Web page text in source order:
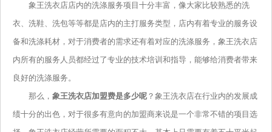
象王洗衣店店内的洗涤服务项目十分丰富，像大家比较熟悉的洗
衣、洗鞋、洗包等等都是店内的主打服务类型，店内有着专业的服务设
备和洗涤耗材，对于消费者的需求还有着对应的洗涤服务，象王洗衣店
内所有的服务人员都经过了专业的技术培训和指导，能够给消费者带来
良好的洗涤服务。
那么， 象王洗衣店加盟费是多少呢 ？象王洗衣店在行业内的发展成
绩十分的出色，对于很多有意向的加盟商来说是一个非常不错的项目选